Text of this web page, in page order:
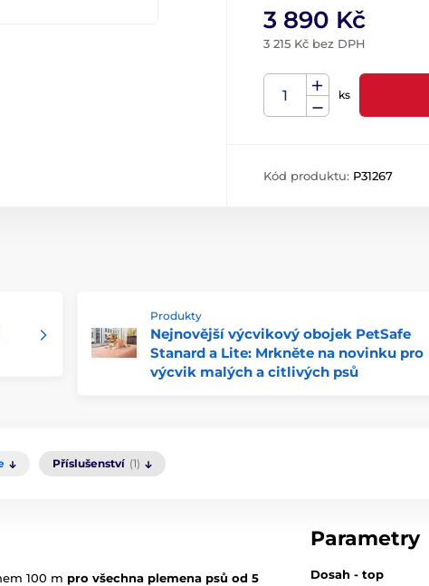
3 890 Kč
3 215 Kč bez DPH
ks
Kód produktu: P31267
Produkty
Nejnovější výcvikový obojek PetSafe
Stanard a Lite: Mrkněte na novinku pro
výcvik malých a citlivých psů
Příslušenství (1)
100 m pro všechna plemena psů od 5
Parametry
Dosah - top